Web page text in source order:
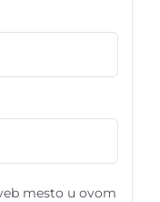
mesto u ovom